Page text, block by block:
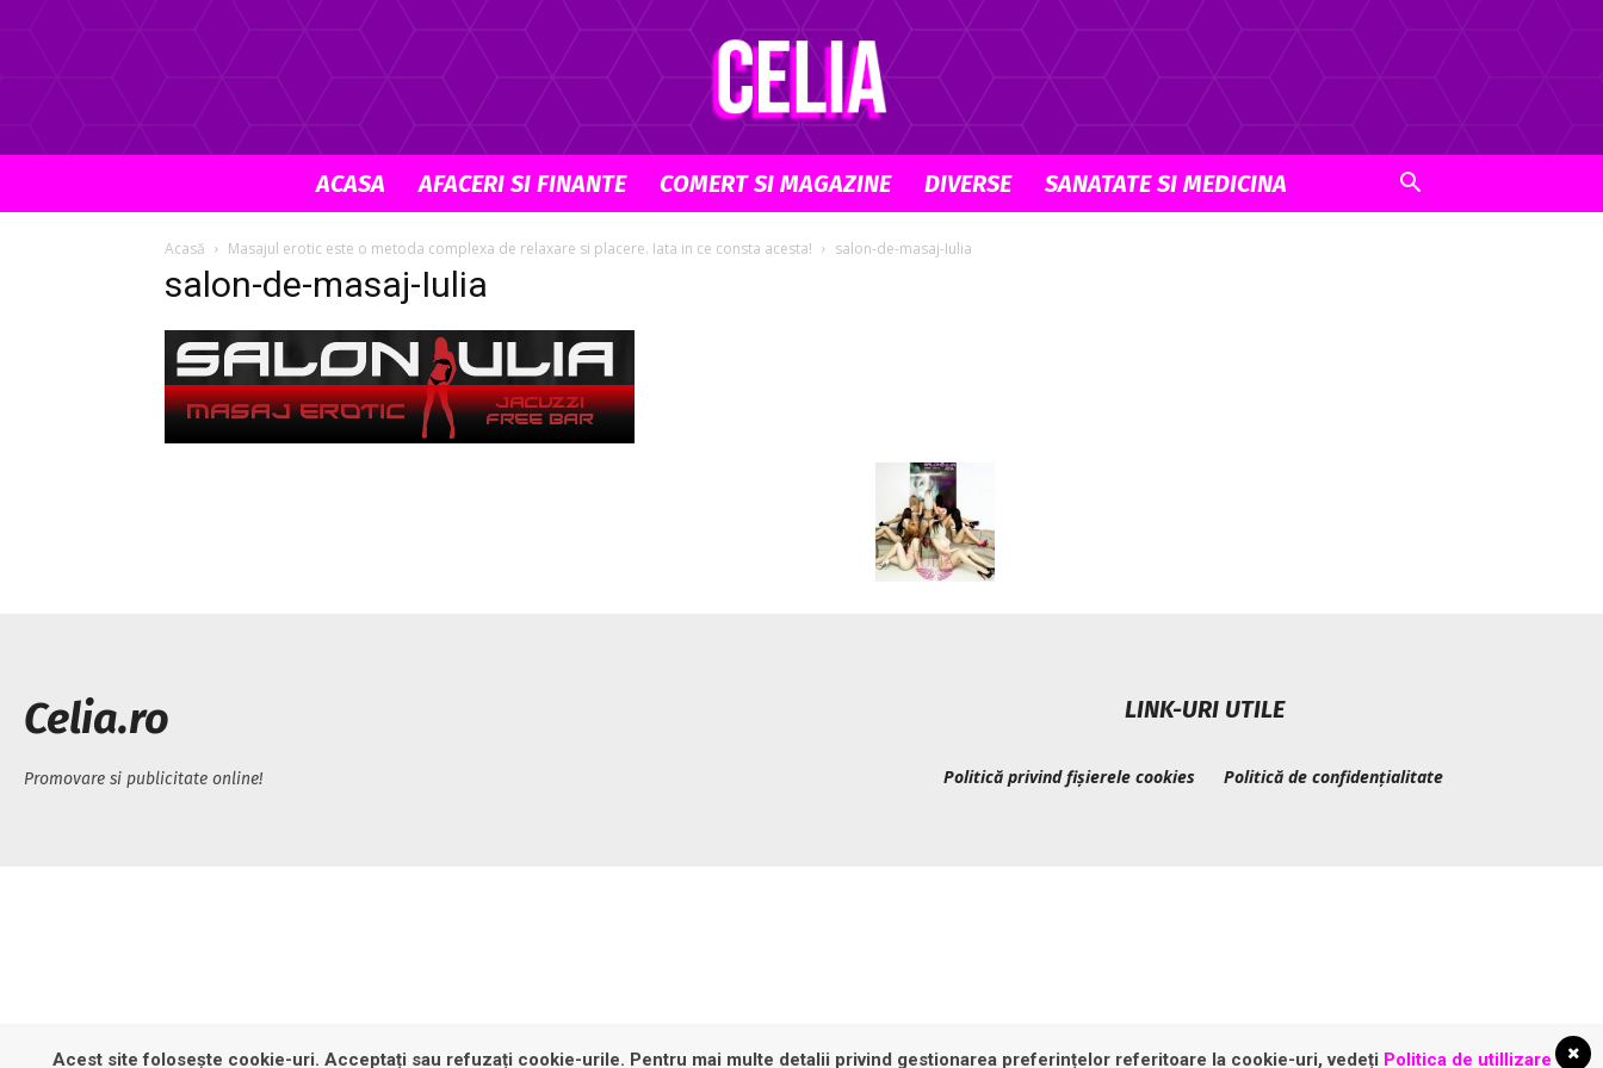
ACASA AFACERI SI FINANTE COMERT SI MAGAZINE DIVERSE SANATATE SI MEDICINA
Acasă Masajul erotic este o metoda complexa de relaxare si placere. Iata in ce consta acesta! salon-de-masaj-Iulia
salon-de-masaj-Iulia
Celia.ro
Promovare si publicitate online!
LINK-URI UTILE
Politică privind fișierele cookies Politică de confidențialitate
Acest site folosește cookie-uri. Acceptați sau refuzați cookie-urile. Pentru mai multe detalii privind gestionarea preferințelor referitoare la cookie-uri, vedeți Politica de utillizare